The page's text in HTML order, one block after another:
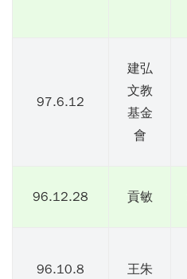
97.6.12
建弘
文教
基金
會
96.12.28 貢敏
96.10.8 王朱